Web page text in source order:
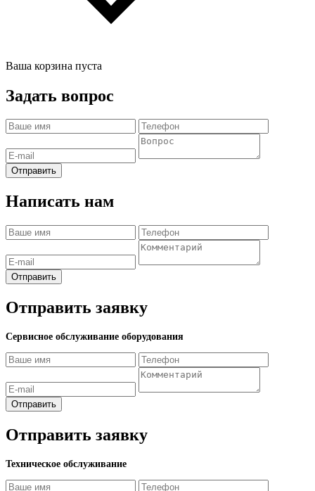
Ваша корзина пуста
Задать вопрос
Отправить
Написать нам
Отправить
Отправить заявку
Сервисное обслуживание оборудования
Отправить
Отправить заявку
Техническое обслуживание